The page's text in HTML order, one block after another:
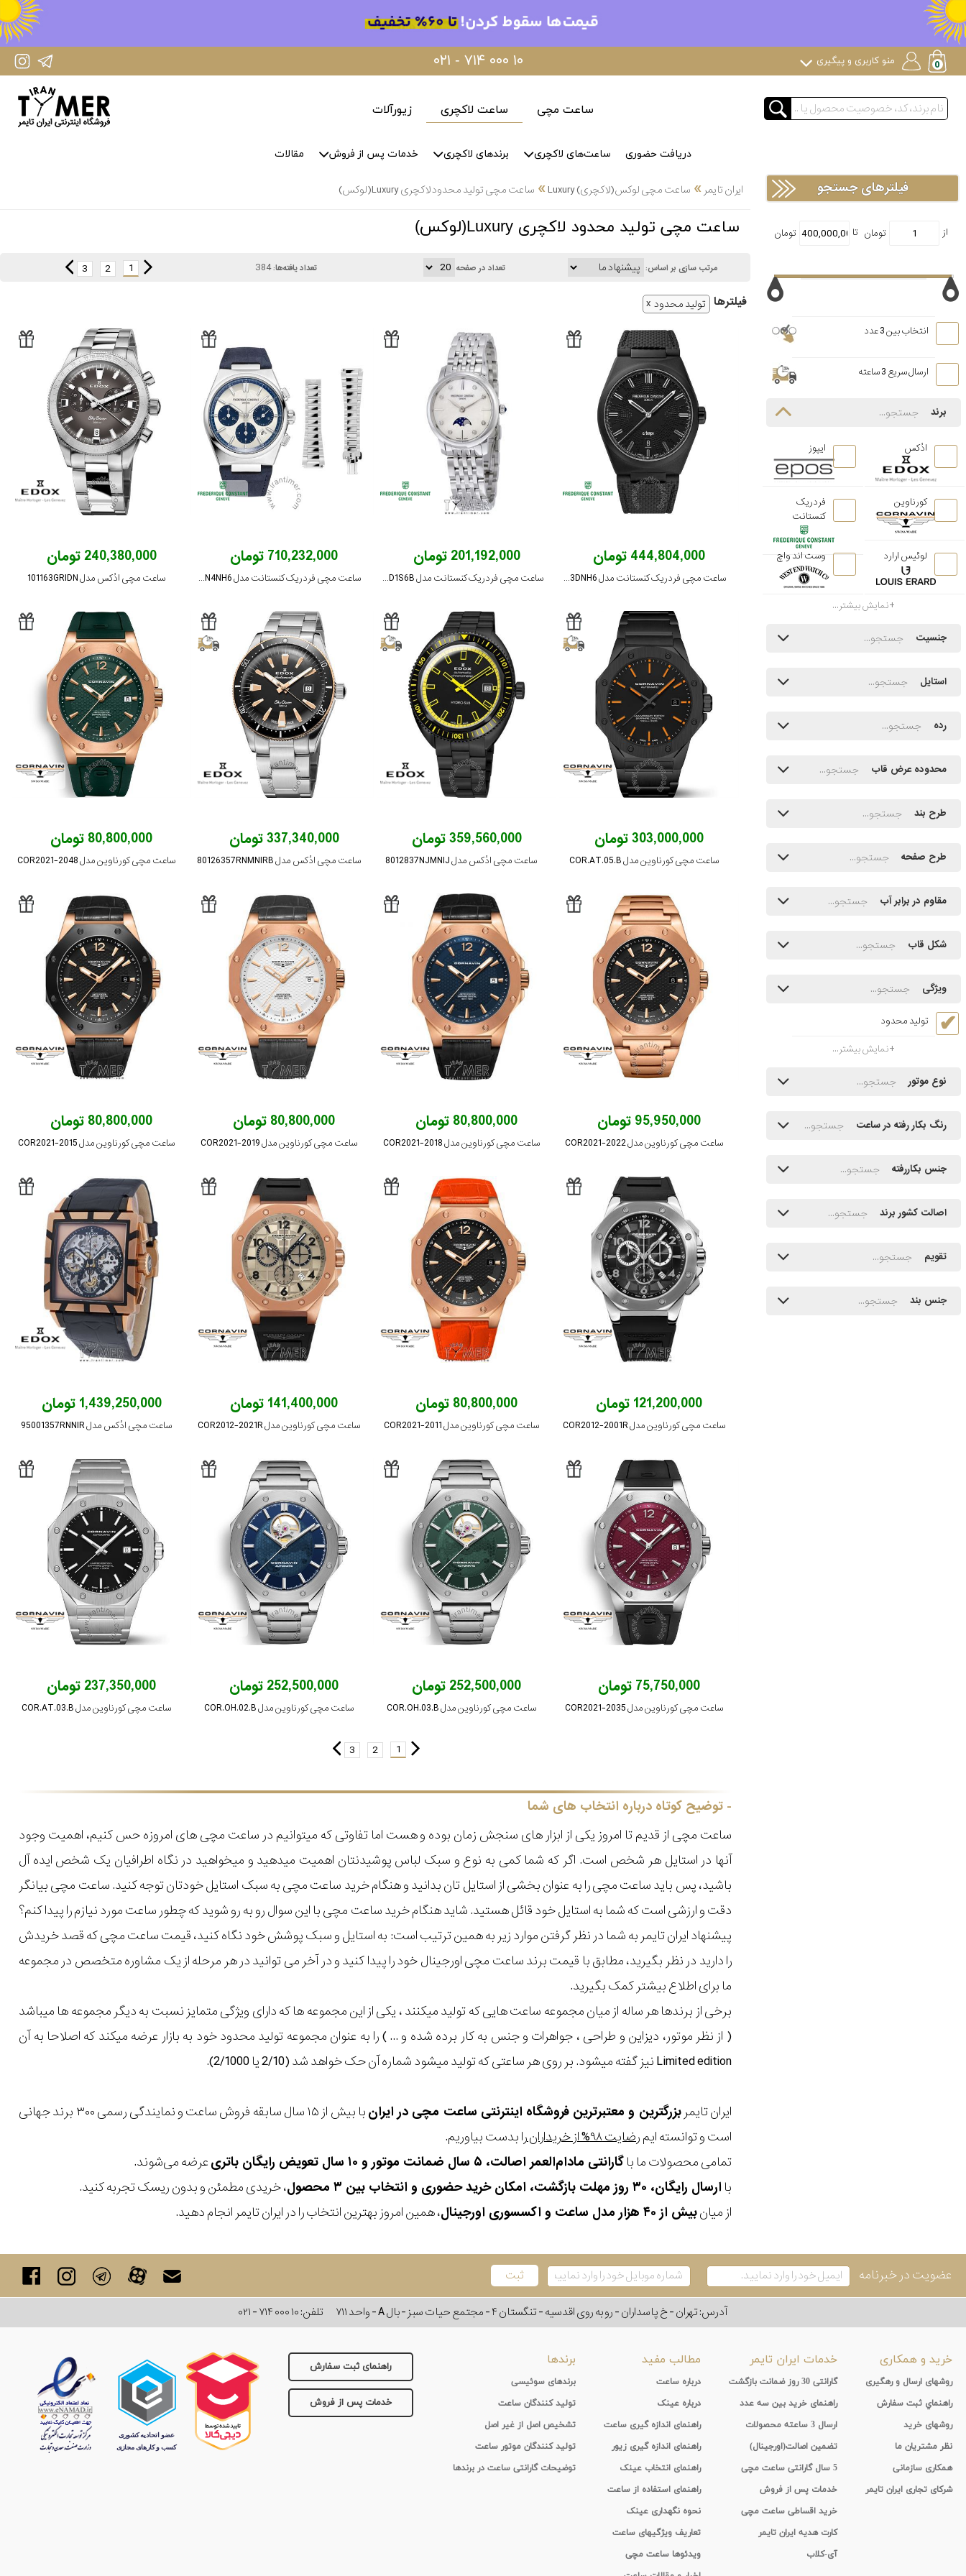
IranTimer Instagram Page ۰۲۱ - ۷۱۴ ۰۰۰ ۱۰ منو کاربری و پیگیری
ساعت مچی ساعت لاکچری زیورآلات
دریافت حضوری ساعت‌های لاکچری برندهای لاکچری خدمات پس از فروش مقالات
ایران تایمر » ساعت مچی لوکس(لاکچری) Luxury » ساعت مچی تولید محدود لاکچری Luxury(لوکس)
ساعت مچی تولید محدود لاکچری Luxury(لوکس)
مرتب سازی بر اساس: تعداد در صفحه تعداد یافته‌ها:384
1
2
3
فیلتر‌ها تولید محدود
444,804,000 تومان
ساعت مچی فردریک کنستانت مدل FC-303TA3DNH6
201,192,000 تومان
ساعت مچی فردریک کنستانت مدل FC-206MPWD1S6B
710,232,000 تومان
ساعت مچی فردریک کنستانت مدل FC-391WN4NH6
240,380,000 تومان
ساعت مچی ادُکس مدل 101163GRIDN
303,000,000 تومان
ساعت مچی کورناوین مدل COR.AT.05.B
359,560,000 تومان
ساعت مچی ادُکس مدل 8012837NJMNIJ
337,340,000 تومان
ساعت مچی ادُکس مدل 80126357RNMNIRB
80,800,000 تومان
ساعت مچی کورناوین مدل COR2021-2048
95,950,000 تومان
ساعت مچی کورناوین مدل COR2021-2022
80,800,000 تومان
ساعت مچی کورناوین مدل COR2021-2018
80,800,000 تومان
ساعت مچی کورناوین مدل COR2021-2019
80,800,000 تومان
ساعت مچی کورناوین مدل COR2021-2015
121,200,000 تومان
ساعت مچی کورناوین مدل COR2012-2001R
80,800,000 تومان
ساعت مچی کورناوین مدل COR2021-2011
141,400,000 تومان
ساعت مچی کورناوین مدل COR2012-2021R
1,439,250,000 تومان
ساعت مچی ادُکس مدل 95001357RNNIR
75,750,000 تومان
ساعت مچی کورناوین مدل COR2021-2035
252,500,000 تومان
ساعت مچی کورناوین مدل COR.OH.03.B
252,500,000 تومان
ساعت مچی کورناوین مدل COR.OH.02.B
237,350,000 تومان
ساعت مچی کورناوین مدل COR.AT.03.B
1
2
3
توضیح کوتاه درباره انتخاب های شما
ساعت مچی از قدیم تا امروز یکی از ابزار های سنجش زمان بوده و هست اما تفاوتی که میتوانیم در ساعت مچی های امروزه حس کنیم، اهمیت وجود
آنها در استایل هر شخص است. اگر که شما کمی به نوع و سبک لباس پوشیدنتان اهمیت میدهید و میخواهید در نگاه اطرافیان یک شخص ایده آل
باشید، پس باید ساعت مچی را به عنوان بخشی از استایل تان بدانید و هنگام خرید ساعت مچی به سبک استایل خودتان توجه کنید. ساعت مچی بیانگر
دقت و ارزشی است که شما به استایل خود قائل هستید. شاید هنگام خرید ساعت مچی با این سوال رو به رو شوید که چطور ساعت مورد نیازم را پیدا کنم؟
پیشنهاد ایران تایمر به شما در نظر گرفتن موارد زیر به همین ترتیب است: به استایل و سبک پوشش خود نگاه کنید، قیمت ساعت مچی که قصد خریدش
را دارید در نظر بگیرید، مطابق با قیمت برند ساعت مچی اورجینال خود را پیدا کنید و در آخر می توانید در هر مرحله از یک مشاوره متخصص در مجموعه
ما برای اطلاع بیشتر کمک بگیرید.
برخی از برندها هر ساله از میان مجموعه ساعت هایی که تولید میکنند ، یکی از این مجموعه ها که دارای ویژگی متمایز نسبت به دیگر مجموعه ها میباشد
( از نظر موتور، دیزاین و طراحی ، جواهرات و جنس به کار برده شده و ... ) را به عنوان مجموعه تولید محدود خود به بازار عرضه میکند که اصلاحا به آن
Limited edition نیز گفته میشود. بر روی هر ساعتی که تولید میشود شماره آن حک خواهد شد (2/10 یا 2/1000).
ایران تایمربزرگترین و معتبرترین فروشگاه اینترنتی ساعت مچی در ایران
با بیش از ۱۵ سال سابقه فروش ساعت و نمایندگی رسمی ۳۰۰ برند جهانی
است و توانسته ایمرضایت ۹۸% از خریداران
را بدست بیاوریم.
تمامی محصولات ما باگارانتی مادام‌العمر اصالت، ۵ سال ضمانت موتور و ۱۰ سال تعویض رایگان باتری
عرضه می‌شوند.
باارسال رایگان، ۳۰ روز مهلت بازگشت، امکان خرید حضوری و انتخاب بین ۳ محصول
، خریدی مطمئن و بدون ریسک تجربه کنید.
از میانبیش از ۴۰ هزار مدل ساعت و اکسسوری اورجینال ، همین امروز بهترین انتخاب را در ایران تایمر انجام دهید.
فیلترهای جستجو
انتخاب بین 3 عدد
ارسال سریع 3 ساعته
برند
ادُکس ایپوز
کورناوین
فردریک
کنستانت
لوئیس ارارد وست اند واچ
نمایش بیشتر...
جنسیت
استایل
رده
محدوده عرض قاب
طرح بند
طرح صفحه
مقاوم در برابر آب
شکل قاب
ویژگی
تولید محدود
نمایش بیشتر...
نوع موتور
رنگ بکار رفته در ساعت
جنس بکاررفته
اصالت کشور برند
تقویم
جنس بند
عضویت در خبرنامه
آدرس: تهران - خ پاسداران - رو به روی اقدسیه - تنگستان ۴ - مجتمع حیات سبز - بال A - واحد ۷۱۱ تلفن:۰۲۱ - ۷۱۴ ۰۰۰ ۱۰
راهنمای ثبت سفارش
خدمات پس از فروش
خرید و همکاری
روشهای ارسال و رهگیری
راهنماي ثبت سفارش
روشهای خرید
نظر مشتریان ما
همکاری سازمانی
شرکای تجاری ایران تایمر
خدمات ایران تایمر
گارانتی 30 روز ضمانت بازگشت
راهنمای خرید بین سه عدد
ارسال 3 ساعته محصولات
تضمین اصالت(اورجینال)
5 سال گارانتی ساعت مچی
خدمات پس از فروش
خرید اقساطی ساعت مچی
کارت هدیه ایران تایمر
آی-کلاب
مطالب مفید
درباره ساعت
درباره عینک
راهنمای اندازه گیری ساعت
راهنمای اندازه گیری زیور
راهنمای انتخاب عینک
راهنمای استفاده از ساعت
نحوه نگهداری عینک
تعاریف ویژگیهای ساعت
ویدئوها ساعت مچی
برندها
برندهای سوئیسی
تولید کنندگان ساعت
تشخیص اصل از غیر اصل
تولید کنندگان موتور ساعت
توضیحات گارانتی ساعت در برندها